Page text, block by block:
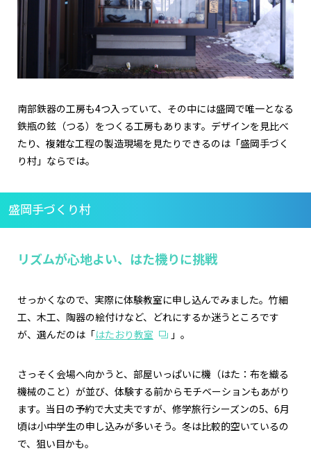
南部鉄器の工房も4つ入っていて、その中には盛岡で唯一となる
鉄瓶の鉉（つる）をつくる工房もあります。デザインを見比べ
たり、複雑な工程の製造現場を見たりできるのは「盛岡手づく
り村」ならでは。
盛岡手づくり村
リズムが心地よい、はた機りに挑戦
せっかくなので、実際に体験教室に申し込んでみました。竹細
工、木工、陶器の絵付けなど、どれにするか迷うところです
が、選んだのは「 はたおり教室 」。
さっそく会場へ向かうと、部屋いっぱいに機（はた：布を織る
機械のこと）が並び、体験する前からモチベーションもあがり
ます。当日の予約で大丈夫ですが、修学旅行シーズンの5、6月
頃は小中学生の申し込みが多いそう。冬は比較的空いているの
で、狙い目かも。